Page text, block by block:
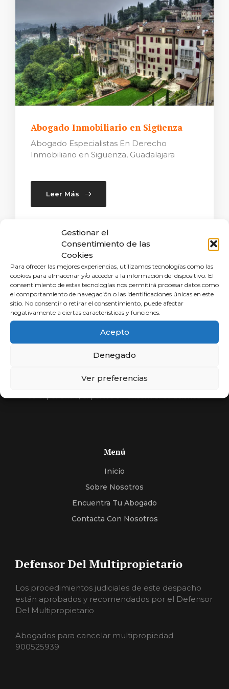
Gestionar el
Consentimiento de las
Cookies
Para ofrecer las mejores experiencias, utilizamos tecnologías como las
cookies para almacenar y/o acceder a la información del dispositivo. El
consentimiento de estas tecnologías nos permitirá procesar datos como
el comportamiento de navegación o las identificaciones únicas en este
sitio. No consentir o retirar el consentimiento, puede afectar
negativamente a ciertas características y funciones.
Acepto
Denegado
Ver preferencias
Abogado Inmobiliario en Sigüenza
Abogado Especialistas En Derecho
Inmobiliario en Sigüenza, Guadalajara
Leer Más
Porcentaje
Compara y elige al mejor abogado.
Si usted no cobra, nosotros tampoco. Más de 30 años
de experiencia, expertos en encontrar soluciones.
Menú
Inicio
Sobre Nosotros
Encuentra Tu Abogado
Contacta Con Nosotros
Defensor Del Multipropietario
Los procedimientos judiciales de este despacho
están aprobados y recomendados por el Defensor
Del Multipropietario
Abogados para cancelar multipropiedad
900525939